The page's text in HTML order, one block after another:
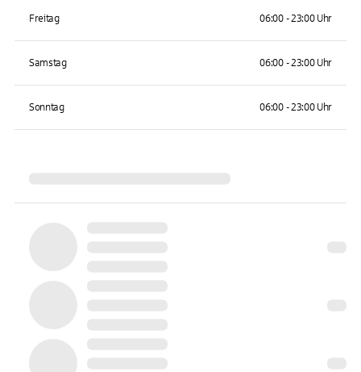
Freitag 06:00 - 23:00 Uhr
Samstag 06:00 - 23:00 Uhr
Sonntag 06:00 - 23:00 Uhr